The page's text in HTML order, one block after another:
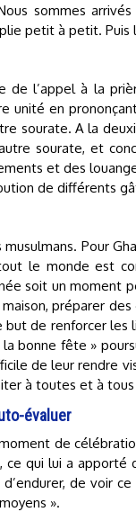
sommes arrivés
petit à petit. Puis
de l’appel à la
unité en
sourate. A la
sourate, et
et des
de différents
Pour
le monde est
soit un moment
préparer
but de renforcer
bonne fête »
de leur rendre
à toutes et à tous
évaluer
de
ce qui lui a
de voir
».